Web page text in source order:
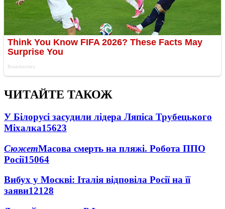
ЧИТАЙТЕ ТАКОЖ
У Білорусі засудили лідера Ляпіса Трубецького
Міхалка15623
СюжетМасова смерть на пляжі. Робота ППО
Росії15064
Вибух у Москві: Італія відповіла Росії на її
заяви12128